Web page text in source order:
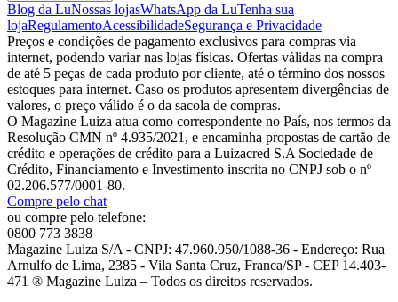
Blog da LuNossas lojasWhatsApp da LuTenha sua
lojaRegulamentoAcessibilidadeSegurança e Privacidade
Preços e condições de pagamento exclusivos para compras via
internet, podendo variar nas lojas físicas. Ofertas válidas na compra
de até 5 peças de cada produto por cliente, até o término dos nossos
estoques para internet. Caso os produtos apresentem divergências de
valores, o preço válido é o da sacola de compras.
O Magazine Luiza atua como correspondente no País, nos termos da
Resolução CMN nº 4.935/2021, e encaminha propostas de cartão de
crédito e operações de crédito para a Luizacred S.A Sociedade de
Crédito, Financiamento e Investimento inscrita no CNPJ sob o nº
02.206.577/0001-80.
Compre pelo chat
ou compre pelo telefone:
0800 773 3838
Magazine Luiza S/A - CNPJ: 47.960.950/1088-36 - Endereço: Rua
Arnulfo de Lima, 2385 - Vila Santa Cruz, Franca/SP - CEP 14.403-
471 ® Magazine Luiza – Todos os direitos reservados.